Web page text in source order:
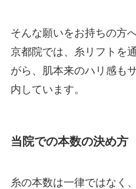
そんな願いをお持ちの方
京都院では、糸リフトを
がら、肌本来のハリ感も
内しています。
当院での本数の決め方
糸の本数は一律ではなく